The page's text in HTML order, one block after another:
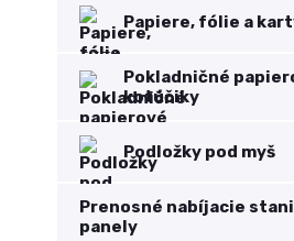
Papiere, fólie a
Pokladničné
kotúčiky
Podložky pod myš
Prenosné nabíjacie
panely